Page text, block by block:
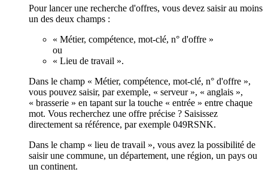
Pour lancer une recherche d'offres, vous devez saisir au moins
un des deux champs :
« Métier, compétence, mot-clé, n° d'offre »
ou
« Lieu de travail ».
Dans le champ « Métier, compétence, mot-clé, n° d'offre »,
vous pouvez saisir, par exemple, « serveur », « anglais »,
« brasserie » en tapant sur la touche « entrée » entre chaque
mot. Vous recherchez une offre précise ? Saisissez
directement sa référence, par exemple 049RSNK.
Dans le champ « lieu de travail », vous avez la possibilité de
saisir une commune, un département, une région, un pays ou
un continent.